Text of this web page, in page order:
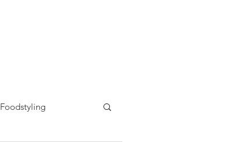
Foodstyling